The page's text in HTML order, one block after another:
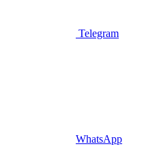
Telegram
WhatsApp